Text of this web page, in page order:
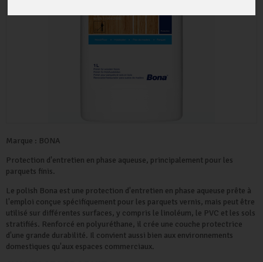
Marque : BONA
Protection d'entretien en phase aqueuse, principalement pour les
parquets finis.
Le polish Bona est une protection d'entretien en phase aqueuse prête à
l'emploi conçue spécifiquement pour les parquets vernis, mais peut être
utilisé sur différentes surfaces, y compris le linoléum, le PVC et les sols
stratifiés. Renforcé en polyuréthane, il crée une couche protectrice
d'une grande durabilité. Il convient aussi bien aux environnements
domestiques qu'aux espaces commerciaux.